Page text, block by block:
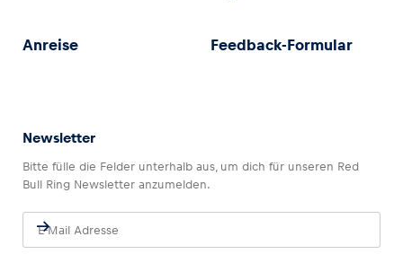
Anreise Feedback-Formular
Newsletter
Bitte fülle die Felder unterhalb aus, um dich für unseren Red
Bull Ring Newsletter anzumelden.